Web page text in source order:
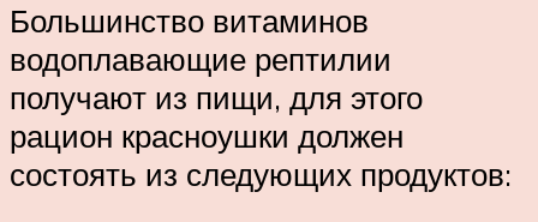
Большинство витаминов
водоплавающие рептилии
получают из пищи, для этого
рацион красноушки должен
состоять из следующих продуктов: